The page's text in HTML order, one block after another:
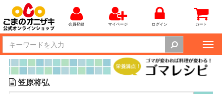
会員登録 マイページ ログイン カート
笠原将弘